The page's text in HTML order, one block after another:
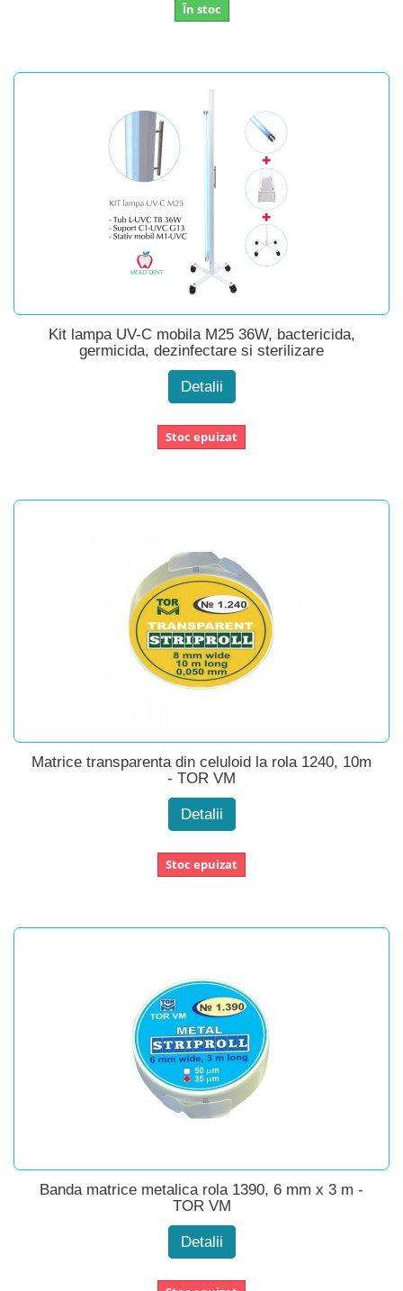
În stoc
Kit lampa UV-C mobila M25 36W, bactericida,
germicida, dezinfectare si sterilizare
Detalii
Stoc epuizat
Matrice transparenta din celuloid la rola 1240, 10m
- TOR VM
Detalii
Stoc epuizat
Banda matrice metalica rola 1390, 6 mm x 3 m -
TOR VM
Detalii